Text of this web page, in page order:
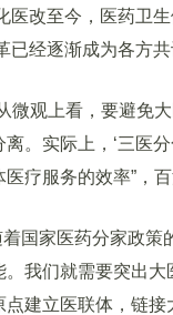
改至今，医药卫生
已经逐渐成为各方共
观上看，要避免大
。实际上，‘三医
疗服务的效率”，
国家医药分家政策
我们就需要突出
建立医联体，链